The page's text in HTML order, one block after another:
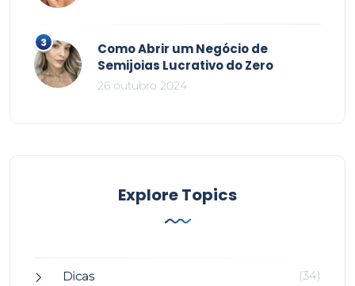
Como Abrir um Negócio de
Semijoias Lucrativo do Zero
26 outubro 2024
Explore Topics
Dicas (34)